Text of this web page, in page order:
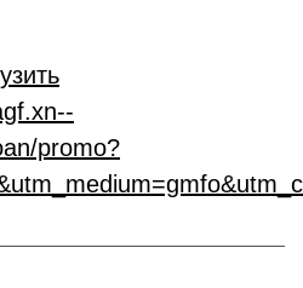
promo?